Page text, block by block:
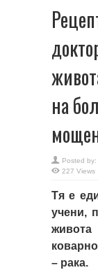
на
Posted by:
227 Views
Тя е
учени,
– рака.